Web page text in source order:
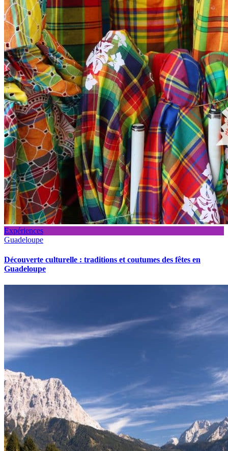
Expériences
Guadeloupe
Découverte culturelle : traditions et coutumes des fêtes en
Guadeloupe